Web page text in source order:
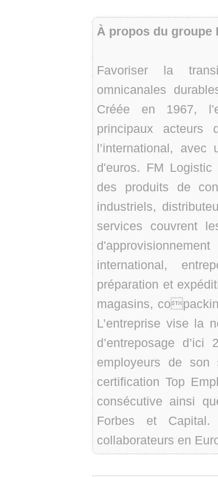
À propos du groupe
Favoriser la
omnicanales
Créée en 1967,
principaux
l’international,
d'euros. FM
des produits de
industriels,
services couvrent
international,
préparation et
magasins,
L’entreprise vise la
d’entreposage
employeurs de son
certification Top
consécutive ainsi
Forbes et
collaborateurs en